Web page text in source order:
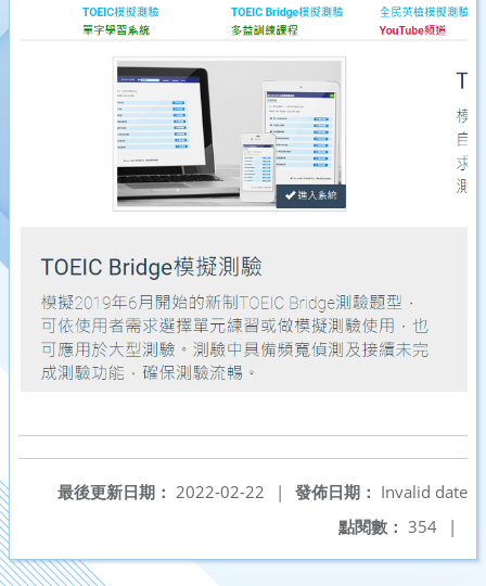
發佈日期： Invalid date
最後更新日期： 2022-02-22
|
點閱數： 354 |